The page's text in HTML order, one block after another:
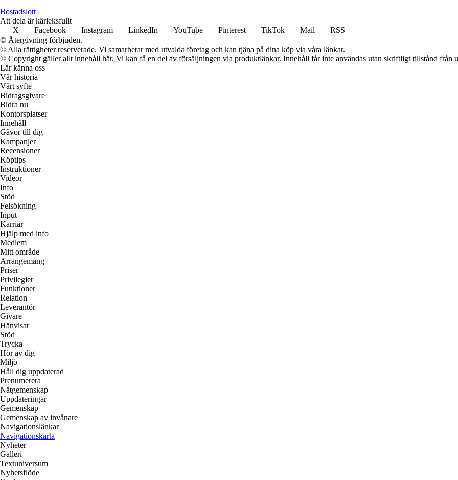
Bostadslott
Att dela är kärleksfullt
X
Facebook Instagram LinkedIn YouTube Pinterest TikTok Mail
RSS
© Återgivning förbjuden.
© Alla rättigheter reserverade. Vi samarbetar med utvalda företag och kan tjäna på dina köp via våra länkar.
© Copyright gäller allt innehåll här. Vi kan få en del av försäljningen via produktlänkar. Innehåll får inte användas utan skriftligt tillstånd från
Lär känna oss
Vår historia
Vårt syfte
Bidragsgivare
Bidra nu
Kontorsplatser
Innehåll
Gåvor till dig
Kampanjer
Recensioner
Köptips
Instruktioner
Videor
Info
Stöd
Felsökning
Input
Karriär
Hjälp med info
Medlem
Mitt område
Arrangemang
Priser
Privilegier
Funktioner
Relation
Leverantör
Givare
Hänvisar
Stöd
Trycka
Hör av dig
Miljö
Håll dig uppdaterad
Prenumerera
Nätgemenskap
Uppdateringar
Gemenskap
Gemenskap av invånare
Navigationslänkar
Navigationskarta
Nyheter
Galleri
Textuniversum
Nyhetsflöde